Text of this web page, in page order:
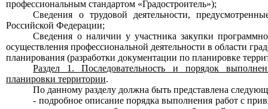
профессиональным стандартом «Градостроитель»);
Сведения о трудовой деятельности,
Российской Федерации;
Сведения о наличии у участника закупки
осуществления профессиональной деятельности в области
планирования (разработки документации по планировке
Раздел 1. Последовательность и порядок
планировки территории.
По данному разделу должна быть представлена
- подробное описание порядка выполнения работ с